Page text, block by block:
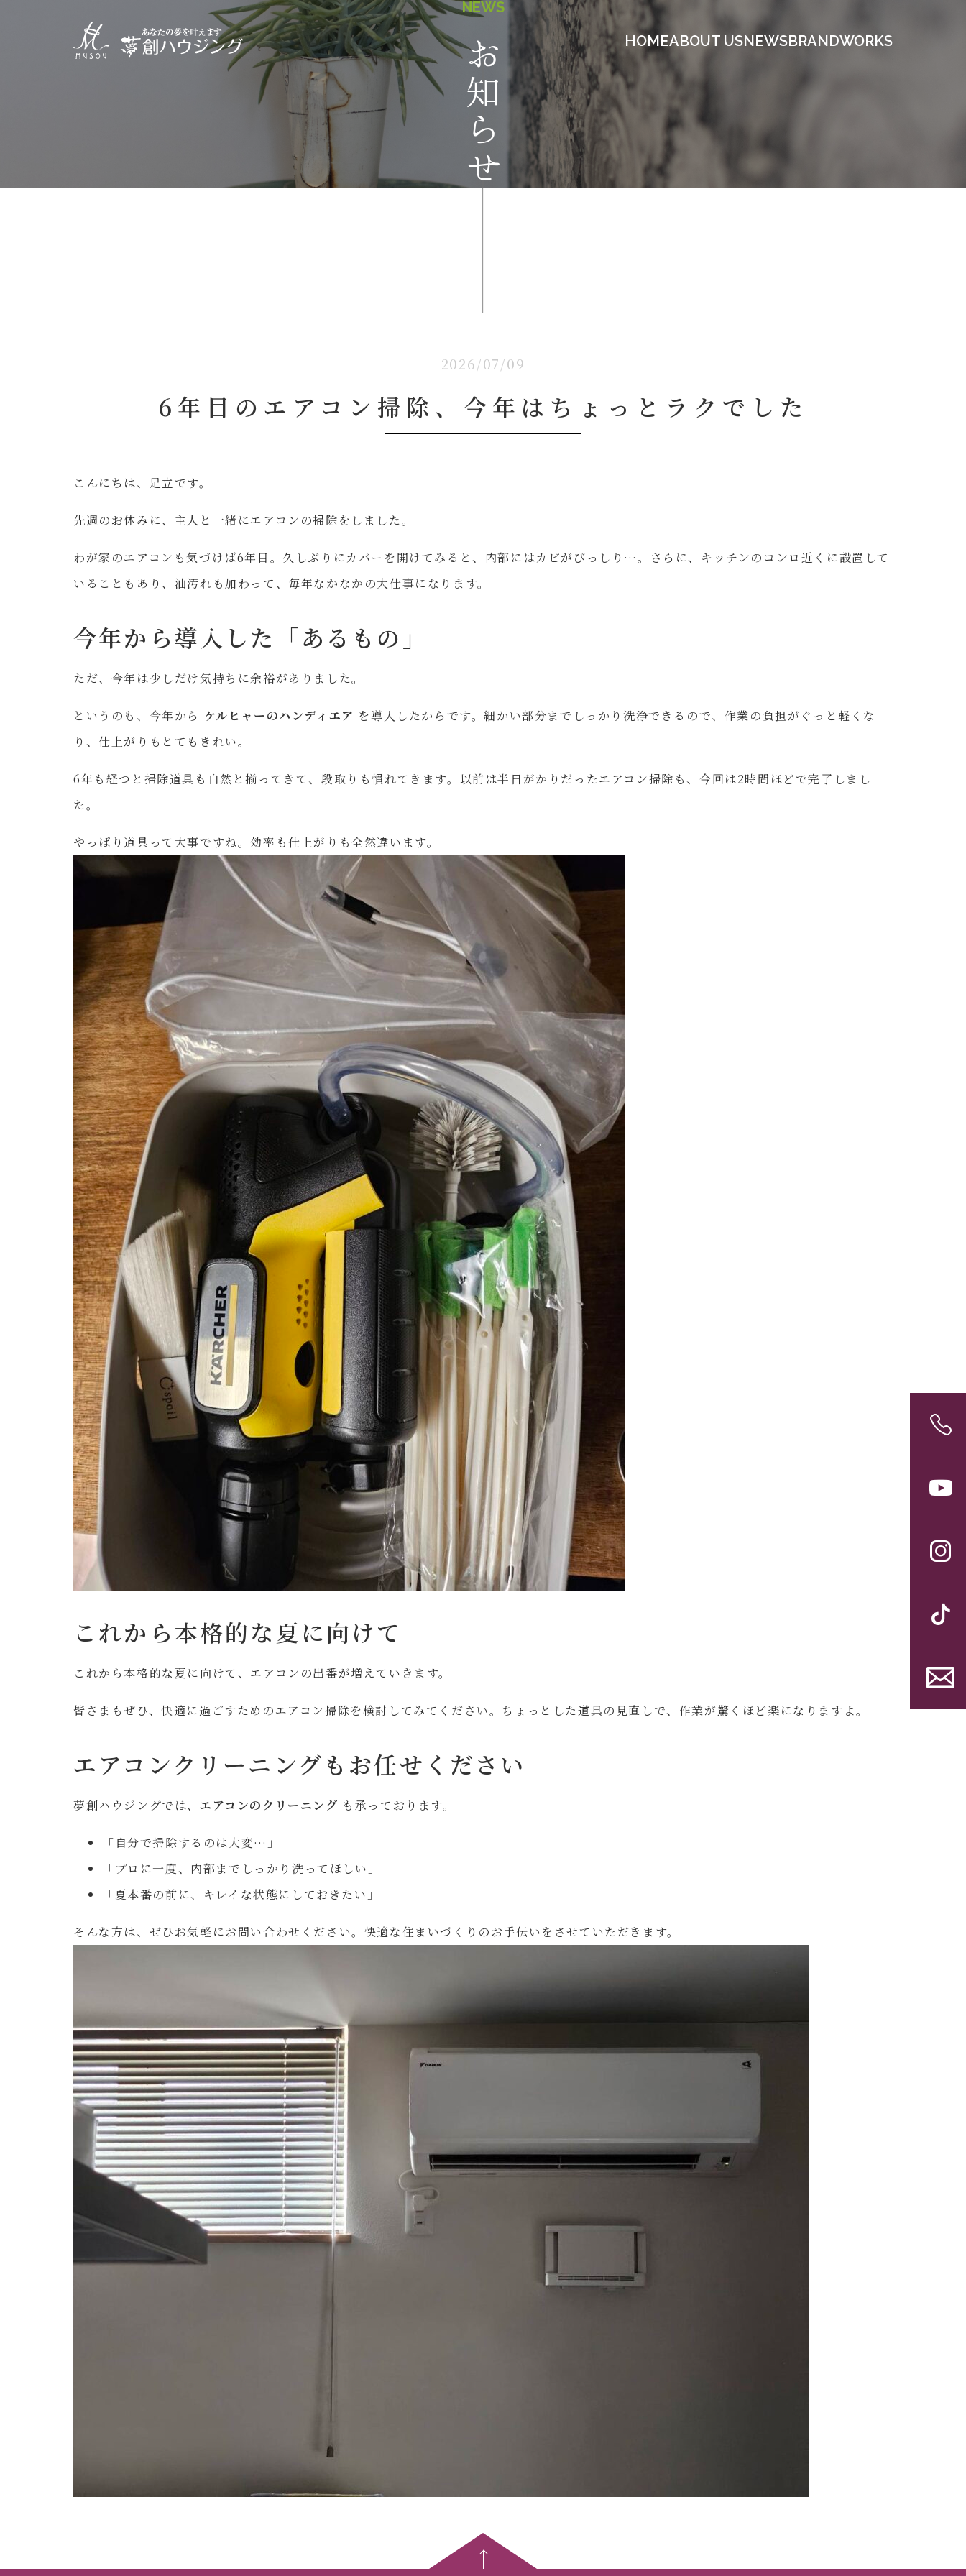
HOMEABOUT USNEWSBRANDWORKS
NEWS
お知らせ
2026/07/09
6年目のエアコン掃除、今年はちょっとラクでした
こんにちは、足立です。
先週のお休みに、主人と一緒にエアコンの掃除をしました。
わが家のエアコンも気づけば6年目。久しぶりにカバーを開けてみると、内部にはカビがびっしり…。さらに、キッチンのコンロ近くに設置して
いることもあり、油汚れも加わって、毎年なかなかの大仕事になります。
今年から導入した「あるもの」
ただ、今年は少しだけ気持ちに余裕がありました。
というのも、今年から ケルヒャーのハンディエア を導入したからです。細かい部分までしっかり洗浄できるので、作業の負担がぐっと軽くな
り、仕上がりもとてもきれい。
6年も経つと掃除道具も自然と揃ってきて、段取りも慣れてきます。以前は半日がかりだったエアコン掃除も、今回は2時間ほどで完了しまし
た。
やっぱり道具って大事ですね。効率も仕上がりも全然違います。
これから本格的な夏に向けて
これから本格的な夏に向けて、エアコンの出番が増えていきます。
皆さまもぜひ、快適に過ごすためのエアコン掃除を検討してみてください。ちょっとした道具の見直しで、作業が驚くほど楽になりますよ。
エアコンクリーニングもお任せください
夢創ハウジングでは、 エアコンのクリーニング も承っております。
「自分で掃除するのは大変…」
「プロに一度、内部までしっかり洗ってほしい」
「夏本番の前に、キレイな状態にしておきたい」
そんな方は、ぜひお気軽にお問い合わせください。快適な住まいづくりのお手伝いをさせていただきます。